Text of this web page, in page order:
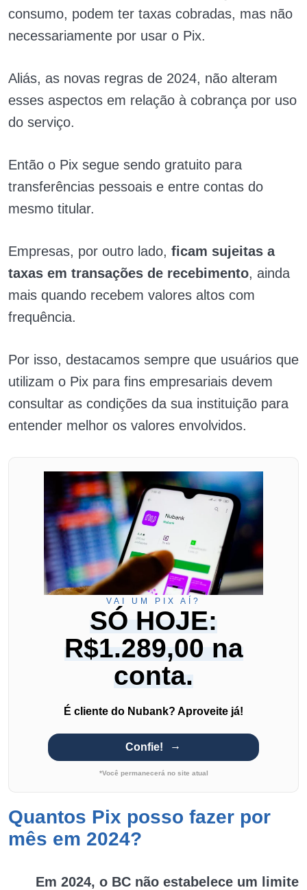
consumo, podem ter taxas cobradas, mas não
necessariamente por usar o Pix.
Aliás, as novas regras de 2024, não alteram
esses aspectos em relação à cobrança por uso
do serviço.
Então o Pix segue sendo gratuito para
transferências pessoais e entre contas do
mesmo titular.
Empresas, por outro lado, ficam sujeitas a
taxas em transações de recebimento, ainda
mais quando recebem valores altos com
frequência.
Por isso, destacamos sempre que usuários que
utilizam o Pix para fins empresariais devem
consultar as condições da sua instituição para
entender melhor os valores envolvidos.
VAI UM PIX AÍ?
SÓ HOJE:
R$1.289,00 na
conta.
É cliente do Nubank? Aproveite já!
Confie!
*Você permanecerá no site atual
Quantos Pix posso fazer por
mês em 2024?
Em 2024, o BC não estabelece um limite